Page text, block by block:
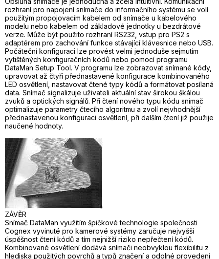
rozhraní pro napojení snímače do informačního systému se volí
použitým propojovacím kabelem od snímače u kabelového
modelu nebo kabelem od základové jednotky u bezdrátové
verze. Může být použito rozhraní RS232, vstup pro PS2 s
adaptérem pro zachování funkce stávající klávesnice nebo USB.
Počáteční konfiguraci lze provést velmi jednoduše sejmutím
vytištěných konfiguračních kódů nebo pomocí programu
DataMan Setup Tool. V programu lze zobrazovat snímané kódy,
upravovat až čtyři přednastavené konfigurace kombinovaného
LED osvětlení, nastavovat čtené typy kódů a formátovat posílaná
data. Snímač signalizuje uživateli aktuální stav širokou škálou
zvuků a optických signálů. Při čtení nového typu kódu snímač
optimalizuje parametry čtecího algoritmu a zvolí nejvhodnější
přednastavenou konfiguraci osvětlení, při dalším čtení již použije
naučené hodnoty.
ZÁVĚR
Snímač DataMan využitím špičkové technologie společnosti
Cognex vyvinuté pro kamerové systémy zaručuje nejvyšší
úspěšnost čtení kódů a tím nejnižší riziko nepřečtení kódů.
Kombinované osvětlení dodává snímači neobvyklou flexibilitu z
hlediska použitých povrchů a typů značení a odolné provedení